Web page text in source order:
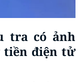
tra có ảnh
điện tử